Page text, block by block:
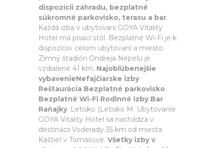
dispozícii záhradu, bezplatné
súkromné parkovisko, terasu a bar.
Každá izba v ubytovaní GOYA Vitality
Hotel má písací stôl. Bezplatné Wi-Fi je k
dispozíciiv celom ubytovaní a miesto
Zimný štadión Ondreja Nepelu je
vzdialené 41 km. Najobľúbenejšie
vybavenieNefajčiarske izby
Reštaurácia Bezplatné parkovisko
Bezplatné Wi-Fi Rodinné izby Bar
Raňajky. Letisko (Letisko M. Ubytovanie
GOYA Vitality Hotel sa nachádza v
destinácii Voderady 35 km od miesta
Kaštieľ v Tomášove. Všetky izby v